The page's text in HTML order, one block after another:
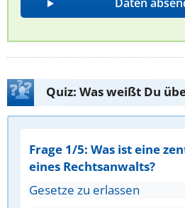
Quiz: Was weißt Du
Frage 1/5: Was ist eine
eines Rechtsanwalts?
Gesetze zu erlassen